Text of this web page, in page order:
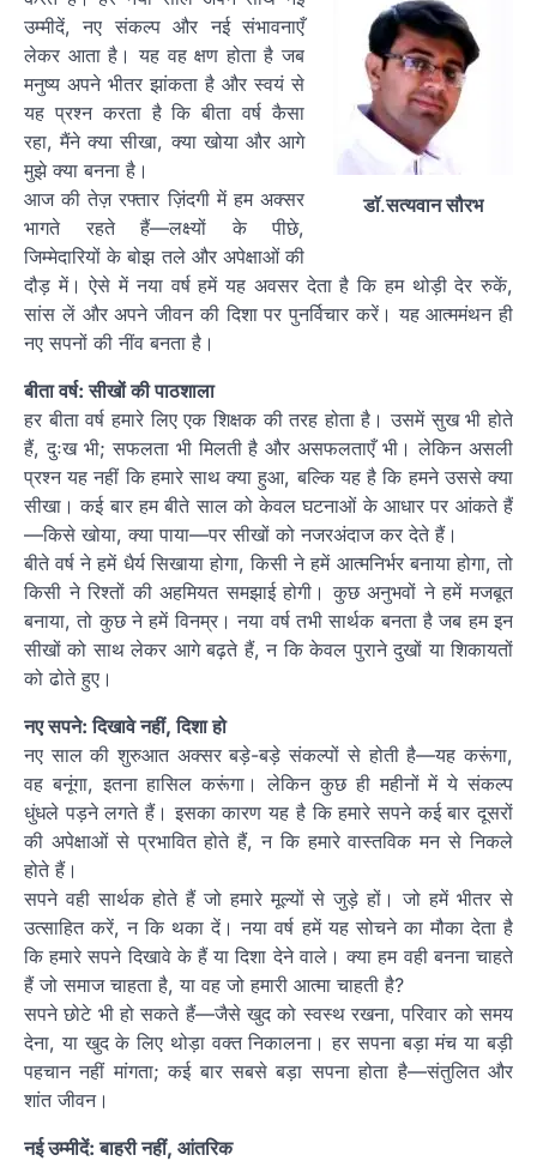
डाॅ.सत्यवान सौरभ
उम्मीदें, नए संकल्प और नई संभावनाएँ
लेकर आता है। यह वह क्षण होता है जब
मनुष्य अपने भीतर झांकता है और स्वयं से
यह प्रश्न करता है कि बीता वर्ष कैसा
रहा, मैंने क्या सीखा, क्या खोया और आगे
मुझे क्या बनना है।
आज की तेज़ रफ्तार ज़िंदगी में हम अक्सर
भागते रहते हैं—लक्ष्यों के पीछे,
जिम्मेदारियों के बोझ तले और अपेक्षाओं की
दौड़ में। ऐसे में नया वर्ष हमें यह अवसर देता है कि हम थोड़ी देर रुकें,
सांस लें और अपने जीवन की दिशा पर पुनर्विचार करें। यह आत्ममंथन ही
नए सपनों की नींव बनता है।
बीता वर्ष: सीखों की पाठशाला
हर बीता वर्ष हमारे लिए एक शिक्षक की तरह होता है। उसमें सुख भी होते
हैं, दुःख भी; सफलता भी मिलती है और असफलताएँ भी। लेकिन असली
प्रश्न यह नहीं कि हमारे साथ क्या हुआ, बल्कि यह है कि हमने उससे क्या
सीखा। कई बार हम बीते साल को केवल घटनाओं के आधार पर आंकते हैं
—किसे खोया, क्या पाया—पर सीखों को नजरअंदाज कर देते हैं।
बीते वर्ष ने हमें धैर्य सिखाया होगा, किसी ने हमें आत्मनिर्भर बनाया होगा, तो
किसी ने रिश्तों की अहमियत समझाई होगी। कुछ अनुभवों ने हमें मजबूत
बनाया, तो कुछ ने हमें विनम्र। नया वर्ष तभी सार्थक बनता है जब हम इन
सीखों को साथ लेकर आगे बढ़ते हैं, न कि केवल पुराने दुखों या शिकायतों
को ढोते हुए।
नए सपने: दिखावे नहीं, दिशा हो
नए साल की शुरुआत अक्सर बड़े-बड़े संकल्पों से होती है—यह करूंगा,
वह बनूंगा, इतना हासिल करूंगा। लेकिन कुछ ही महीनों में ये संकल्प
धुंधले पड़ने लगते हैं। इसका कारण यह है कि हमारे सपने कई बार दूसरों
की अपेक्षाओं से प्रभावित होते हैं, न कि हमारे वास्तविक मन से निकले
होते हैं।
सपने वही सार्थक होते हैं जो हमारे मूल्यों से जुड़े हों। जो हमें भीतर से
उत्साहित करें, न कि थका दें। नया वर्ष हमें यह सोचने का मौका देता है
कि हमारे सपने दिखावे के हैं या दिशा देने वाले। क्या हम वही बनना चाहते
हैं जो समाज चाहता है, या वह जो हमारी आत्मा चाहती है?
सपने छोटे भी हो सकते हैं—जैसे खुद को स्वस्थ रखना, परिवार को समय
देना, या खुद के लिए थोड़ा वक्त निकालना। हर सपना बड़ा मंच या बड़ी
पहचान नहीं मांगता; कई बार सबसे बड़ा सपना होता है—संतुलित और
शांत जीवन।
नई उम्मीदें: बाहरी नहीं, आंतरिक